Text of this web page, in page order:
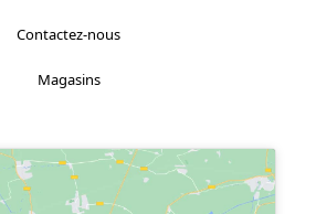
Contactez-nous
Magasins